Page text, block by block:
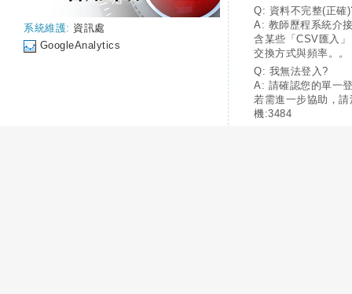
系統維護: 資訊處
GoogleAnalytics
Q: 資料不完整(正確
A: 教師歷程系統介
含某些「CSV匯入
交換方式與頻率。。
Q: 我無法登入?
A: 請確認您的單一
若需進一步協助，
機:3484